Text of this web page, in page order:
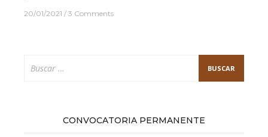
20/01/2021 3 Comments
CONVOCATORIA PERMANENTE